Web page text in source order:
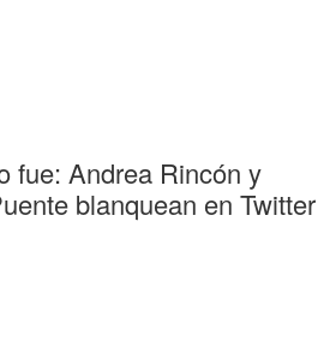
fue: Andrea Rincón y
blanquean en Twitter